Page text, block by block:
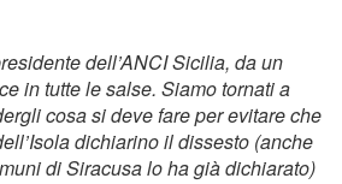
dell’ANCI Sicilia, da un
in tutte le salse. Siamo tornati a
cosa si deve fare per evitare che
dichiarino il dissesto (anche
di Siracusa lo ha già dichiarato)